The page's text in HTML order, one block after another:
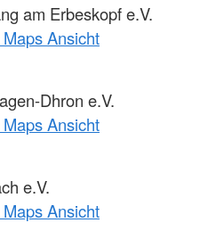
am Erbeskopf e.V.
Ansicht
Dhron e.V.
Ansicht
e.V.
Ansicht